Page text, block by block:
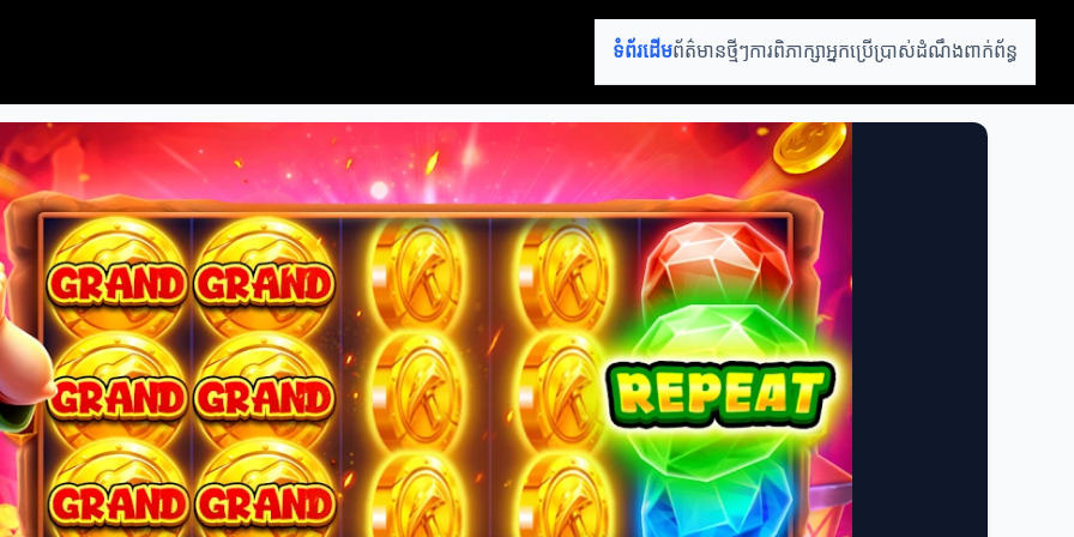
ទំព័រដើមព័ត៌មានថ្មីៗការពិភាក្សាអ្នកប្រើប្រាស់ដំណឹងពាក់ព័ន្ធ